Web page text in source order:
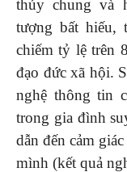
thủy chung và
tượng bất hiếu,
chiếm tỷ lệ trên
đạo đức xã hội.
nghệ thông tin
trong gia đình
dẫn đến cảm
mình (kết quả